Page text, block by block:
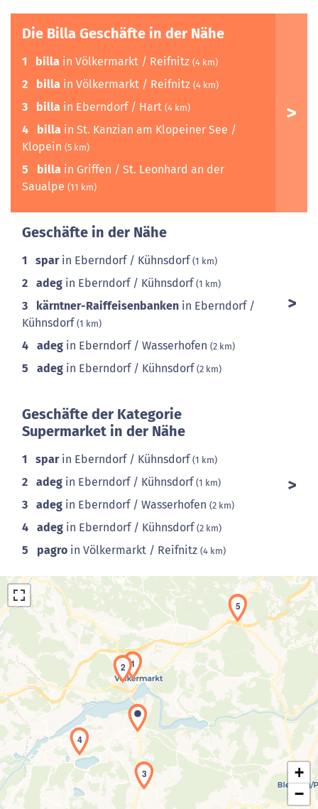
Die Billa Geschäfte in der Nähe
1 billa in Völkermarkt / Reifnitz (4 km)
2 billa in Völkermarkt / Reifnitz (4 km)
3 billa in Eberndorf / Hart (4 km)
4 billa in St. Kanzian am Klopeiner See /
Klopein (5 km)
5 billa in Griffen / St. Leonhard an der
Saualpe (11 km)
Geschäfte in der Nähe
1 sparin Eberndorf / Kühnsdorf(1 km)
2 adeg in Eberndorf / Kühnsdorf(1 km)
3 kärntner-Raiffeisenbanken in Eberndorf /
Kühnsdorf(1 km)
4 adeg in Eberndorf / Wasserhofen (2 km)
5 adeg in Eberndorf / Kühnsdorf(2 km)
Geschäfte der Kategorie
Supermarket in der Nähe
1 sparin Eberndorf / Kühnsdorf(1 km)
2 adeg in Eberndorf / Kühnsdorf(1 km)
3 adeg in Eberndorf / Wasserhofen (2 km)
4 adeg in Eberndorf / Kühnsdorf(2 km)
5 pagro in Völkermarkt / Reifnitz (4 km)
Laden der Karte...
1
2
3
4
5
+
−